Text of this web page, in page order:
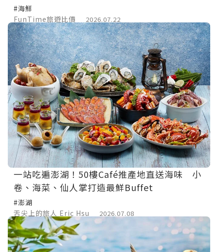
#海鮮
FunTime旅遊比價
2026.07.22
一站吃遍澎湖！50樓Café推產地直送海味 小
卷、海菜、仙人掌打造最鮮Buffet
#澎湖
舌尖上的旅人 Eric Hsu
2026.07.08